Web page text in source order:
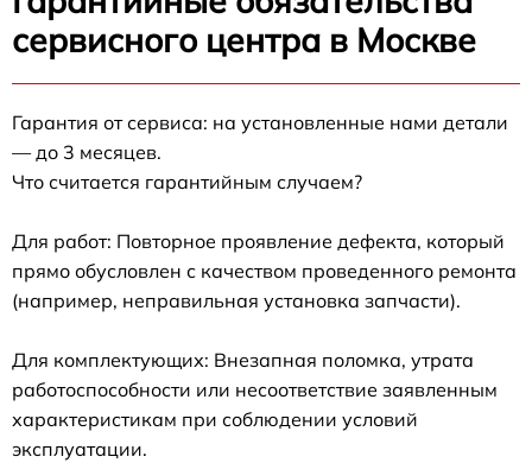
сервисного центра в Москве
Гарантия от сервиса: на установленные нами детали
— до 3 месяцев.
Что считается гарантийным случаем?
Для работ: Повторное проявление дефекта, который
прямо обусловлен с качеством проведенного ремонта
(например, неправильная установка запчасти).
Для комплектующих: Внезапная поломка, утрата
работоспособности или несоответствие заявленным
характеристикам при соблюдении условий
эксплуатации.